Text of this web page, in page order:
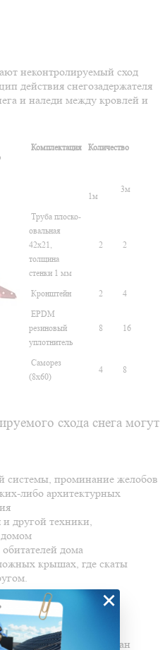
неконтролируемый сход
действия снегозадержателя
и наледи между кровлей и
Комплектация Количество
1м
3м
Труба плоско-
овальная
42х21,
толщина
стенки 1 мм
2 2
Кронштейн 2
4
EPDM
резиновый
уплотнитель
8 16
Саморез
(8x60)
4 8
схода снега могут
системы, проминание желобов
либо архитектурных
другой техники,
дома
крышах, где скаты
Grand Line:
полностью оцинкован
×